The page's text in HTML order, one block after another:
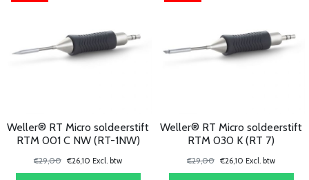
Weller® RT Micro soldeerstift
RTM 001 C NW (RT-1NW)
€29,00 €26,10 Excl. btw
Weller® RT Micro soldeerstift
RTM 030 K (RT 7)
€29,00 €26,10 Excl. btw